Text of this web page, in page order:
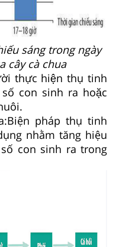
sáng trong ngày
cây cà chua
thực hiện thụ tinh
con sinh ra hoặc
Biện pháp thụ tinh
nhằm tăng hiệu
con sinh ra trong